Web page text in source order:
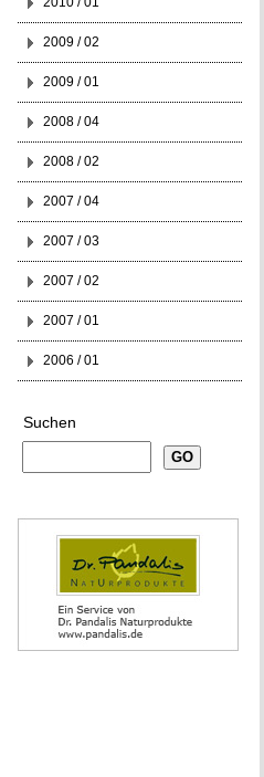
2009 / 02
2009 / 01
2008 / 04
2008 / 02
2007 / 04
2007 / 03
2007 / 02
2007 / 01
2006 / 01
Suchen